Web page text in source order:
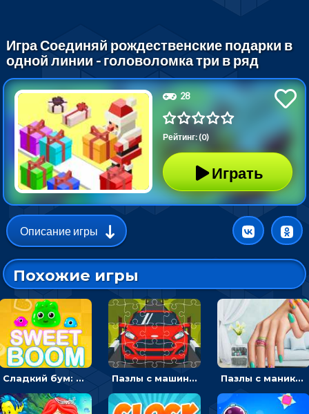
Игра Соединяй рождественские подарки в
одной линии - головоломка три в ряд
28
Рейтинг: (0)
Играть
Описание игры
Похожие игры
Сладкий бум: тапнуть, чтобы взорвать желейки - головоломка Пазлы с машинами Форд: собирать картинки и открывать новые Пазлы с маникюром: собери идеальный рисунок для ногтей